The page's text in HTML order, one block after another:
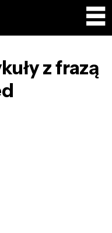
z frazą